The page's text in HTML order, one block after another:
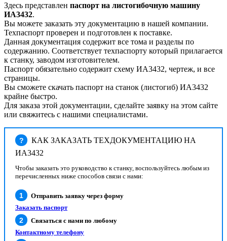
Здесь представлен паспорт на листогибочную машину
ИА3432.
Вы можете заказать эту документацию в нашей компании.
Техпаспорт проверен и подготовлен к поставке.
Данная документация содержит все тома и разделы по
содержанию. Соответствует техпаспорту который прилагается
к станку, заводом изготовителем.
Паспорт обязательно содержит схему ИА3432, чертеж, и все
страницы.
Вы сможете скачать паспорт на станок (листогиб) ИА3432
крайне быстро.
Для заказа этой документации, сделайте заявку на этом сайте
или свяжитесь с нашими специалистами.
?
КАК ЗАКАЗАТЬ ТЕХДОКУМЕНТАЦИЮ НА
ИА3432
Чтобы заказать это руководство к станку, воспользуйтесь любым из
перечисленных ниже способов связи с нами:
Отправить заявку через форму
Заказать паспорт
Связаться с нами по любому
Контактному телефону